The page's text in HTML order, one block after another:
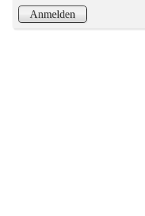
Anmelden